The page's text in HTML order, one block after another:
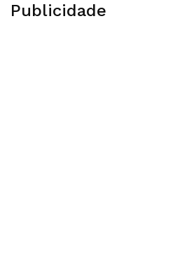
Publicidade